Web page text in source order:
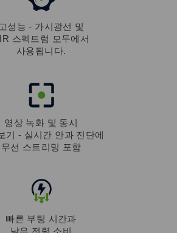
고성능 - 가시광선 및
스펙트럼 모두에서
사용됩니다.
영상 녹화 및 동시
기 - 실시간 안과 진단에
무선 스트리밍 포함
빠른 부팅 시간과
낮은 전력 소비